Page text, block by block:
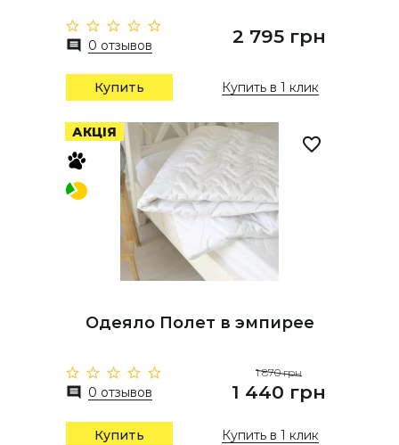
0 отзывов 2 795 грн
Купить Купить в 1 клик
АКЦІЯ
Одеяло Полет в эмпирее
0 отзывов
1 870 грн
1 440 грн
Купить Купить в 1 клик